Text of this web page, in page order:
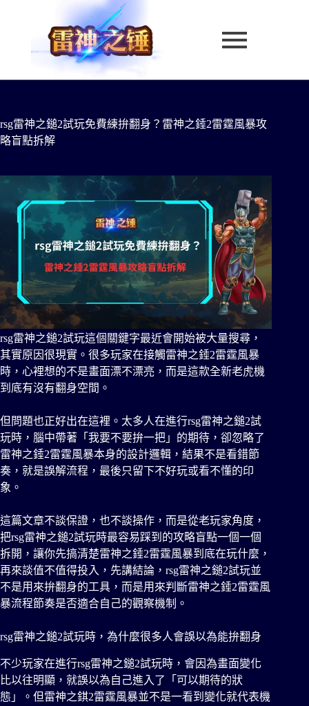
rsg雷神之鎚2試玩免費練拚翻身？雷神之錘2雷霆風暴攻
略盲點拆解
rsg雷神之鎚2試玩這個關鍵字最近會開始被大量搜尋，
其實原因很現實。很多玩家在接觸雷神之錘2雷霆風暴
時，心裡想的不是畫面漂不漂亮，而是這款全新老虎機
到底有沒有翻身空間。
但問題也正好出在這裡。太多人在進行rsg雷神之鎚2試
玩時，腦中帶著「我要不要拚一把」的期待，卻忽略了
雷神之錘2雷霆風暴本身的設計邏輯，結果不是看錯節
奏，就是誤解流程，最後只留下不好玩或看不懂的印
象。
這篇文章不談保證，也不談操作，而是從老玩家角度，
把rsg雷神之鎚2試玩時最容易踩到的攻略盲點一個一個
拆開，讓你先搞清楚雷神之錘2雷霆風暴到底在玩什麼，
再來談值不值得投入，先講結論，rsg雷神之鎚2試玩並
不是用來拚翻身的工具，而是用來判斷雷神之錘2雷霆風
暴流程節奏是否適合自己的觀察機制。
rsg雷神之鎚2試玩時，為什麼很多人會誤以為能拚翻身
不少玩家在進行rsg雷神之鎚2試玩時，會因為畫面變化
比以往明顯，就誤以為自己進入了「可以期待的狀
態」。但雷神之錤2雷霆風暴並不是一看到變化就代表機